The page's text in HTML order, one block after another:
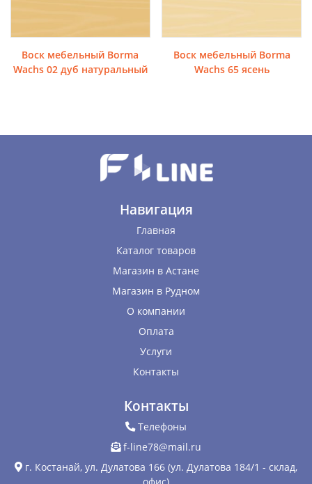
Воск мебельный Borma
Wachs 02 дуб натуральный
Воск мебельный Borma
Wachs 65 ясень
Навигация
Главная
Каталог товаров
Магазин в Астане
Магазин в Рудном
О компании
Оплата
Услуги
Контакты
Контакты
Телефоны
f-line78@mail.ru
г. Костанай, ул. Дулатова 166 (ул. Дулатова 184/1 - склад,